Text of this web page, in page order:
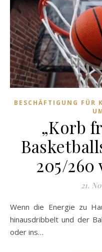
BESCHÄFTIGUNG FÜR
„Korb
205/
21.
Wenn die Energie zu Hause mal wieder über das Sofa
hinausdribbelt und der
oder ins…